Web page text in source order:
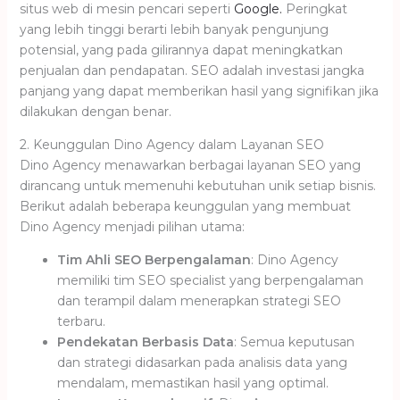
situs web di mesin pencari seperti Google. Peringkat
yang lebih tinggi berarti lebih banyak pengunjung
potensial, yang pada gilirannya dapat meningkatkan
penjualan dan pendapatan. SEO adalah investasi jangka
panjang yang dapat memberikan hasil yang signifikan jika
dilakukan dengan benar.
2. Keunggulan Dino Agency dalam Layanan SEO
Dino Agency menawarkan berbagai layanan SEO yang
dirancang untuk memenuhi kebutuhan unik setiap bisnis.
Berikut adalah beberapa keunggulan yang membuat
Dino Agency menjadi pilihan utama:
Tim Ahli SEO Berpengalaman: Dino Agency
memiliki tim SEO specialist yang berpengalaman
dan terampil dalam menerapkan strategi SEO
terbaru.
Pendekatan Berbasis Data: Semua keputusan
dan strategi didasarkan pada analisis data yang
mendalam, memastikan hasil yang optimal.